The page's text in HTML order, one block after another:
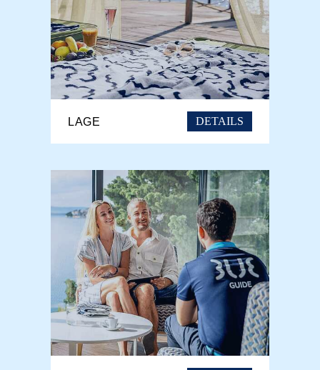
LAGE DETAILS